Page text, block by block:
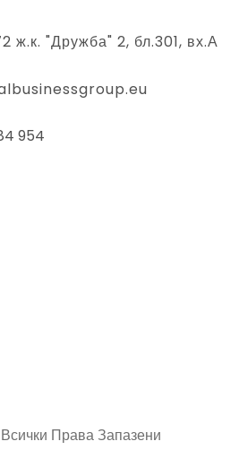
ж.к. "Дружба" 2, бл.301, вх.А
954
Права Запазени